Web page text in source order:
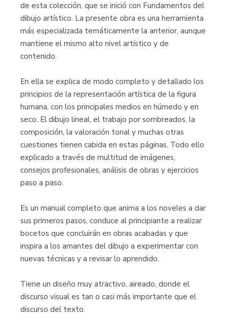
de esta colección, que se inició con Fundamentos del
dibujo artístico. La presente obra es una herramienta
más especializada temáticamente la anterior, aunque
mantiene el mismo alto nivel artístico y de
contenido.
En ella se explica de modo completo y detallado los
principios de la representación artística de la figura
humana, con los principales medios en húmedo y en
seco. El dibujo lineal, el trabajo por sombreados, la
composición, la valoración tonal y muchas otras
cuestiones tienen cabida en estas páginas. Todo ello
explicado a través de multitud de imágenes,
consejos profesionales, análisis de obras y ejercicios
paso a paso.
Es un manual completo que anima a los noveles a dar
sus primeros pasos, conduce al principiante a realizar
bocetos que concluirán en obras acabadas y que
inspira a los amantes del dibujo a experimentar con
nuevas técnicas y a revisar lo aprendido.
Tiene un diseño muy atractivo, aireado, donde el
discurso visual es tan o casi más importante que el
discurso del texto.